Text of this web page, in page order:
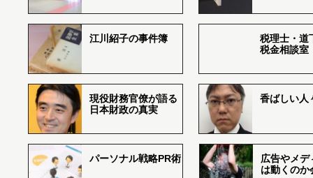
江川紹子の事件簿
税理士・道
税金相談室
現役財務官僚が語る
日本財政の真実
香ばしい
パーソナル戦略PR術
広告やメデ
は動くのか